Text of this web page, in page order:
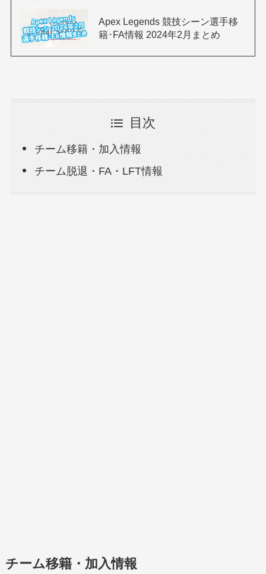
Apex Legends 競技シーン選手移
籍･FA情報 2024年2月まとめ
目次
チーム移籍・加入情報
チーム脱退・FA・LFT情報
チーム移籍・加入情報